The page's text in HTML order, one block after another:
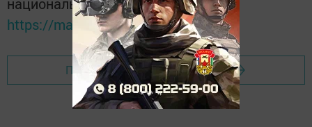
https://max.ru/tatmedia
Перейти на страницу новости